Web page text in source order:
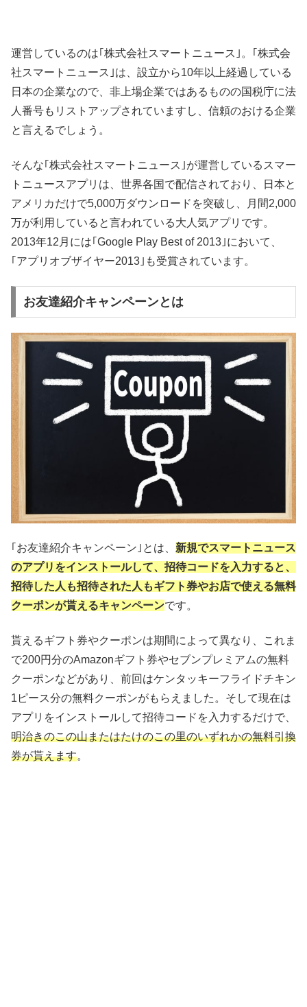
運営しているのは｢株式会社スマートニュース｣。｢株式会
社スマートニュース｣は、設立から10年以上経過している
日本の企業なので、非上場企業ではあるものの国税庁に法
人番号もリストアップされていますし、信頼のおける企業
と言えるでしょう。
そんな｢株式会社スマートニュース｣が運営しているスマー
トニュースアプリは、世界各国で配信されており、日本と
アメリカだけで5,000万ダウンロードを突破し、月間2,000
万が利用していると言われている大人気アプリです。
2013年12月には｢Google Play Best of 2013｣において、
｢アプリオブザイヤー2013｣も受賞されています。
お友達紹介キャンペーンとは
｢お友達紹介キャンペーン｣とは、 新規でスマートニュース
のアプリをインストールして、招待コードを入力すると、
招待した人も招待された人もギフト券やお店で使える無料
クーポンが貰えるキャンペーンです。
貰えるギフト券やクーポンは期間によって異なり、これま
で200円分のAmazonギフト券やセブンプレミアムの無料
クーポンなどがあり、前回はケンタッキーフライドチキン
1ピース分の無料クーポンがもらえました。そして現在は
アプリをインストールして招待コードを入力するだけで、
明治きのこの山またはたけのこの里のいずれかの無料引換
券が貰えます。